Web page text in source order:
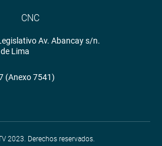
CNC
Av. Abancay s/n.
Lima
(Anexo 7541)
2023. Derechos reservados.